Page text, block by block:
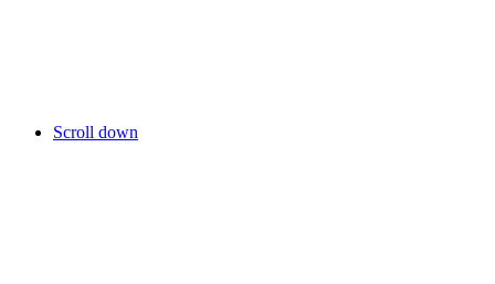
Scroll down